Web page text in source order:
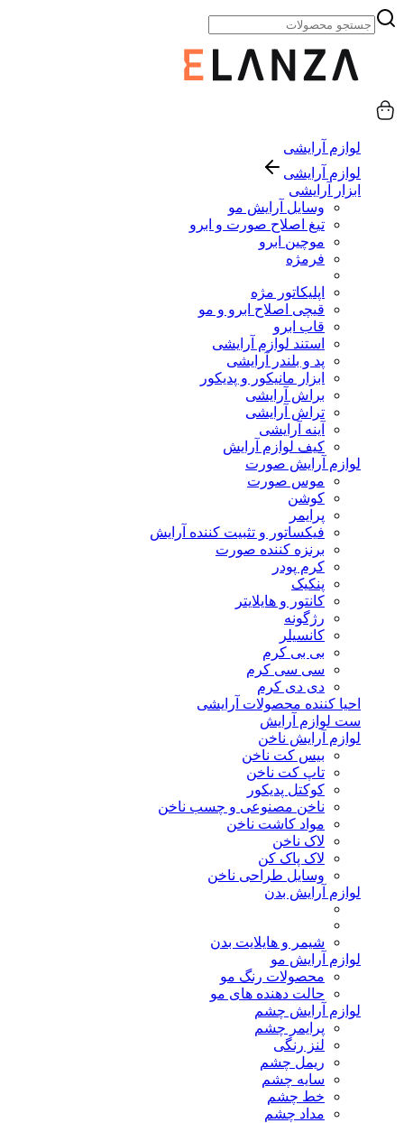
لوازم آرایشی
لوازم آرایشی
ابزار آرایشی
وسایل آرایش مو
تیغ اصلاح صورت و ابرو
موچین ابرو
فرمژه
اپلیکاتور مژه
قیچی اصلاح ابرو و مو
قاب ابرو
استند لوازم آرایشی
پد و بلندر آرایشی
ابزار مانیکور و پدیکور
براش آرایشی
تراش آرایشی
آینه آرایشی
کیف لوازم آرایش
لوازم آرایش صورت
موس صورت
کوشن
پرایمر
فیکساتور و تثبیت کننده آرایش
برنزه کننده صورت
کرم پودر
پنکیک
کانتور و هایلایتر
رژگونه
کانسیلر
بی بی کرم
سی سی کرم
دی دی کرم
احیا کننده محصولات آرایشی
ست لوازم آرایش
لوازم آرایش ناخن
بیس کت ناخن
تاپ کت ناخن
کوکتل پدیکور
ناخن مصنوعی و چسب ناخن
مواد کاشت ناخن
لاک ناخن
لاک پاک کن
وسایل طراحی ناخن
لوازم آرایش بدن
شیمر و هایلایت بدن
لوازم آرایش مو
محصولات رنگ مو
حالت دهنده های مو
لوازم آرایش چشم
پرایمر چشم
لنز رنگی
ریمل چشم
سایه چشم
خط چشم
مداد چشم